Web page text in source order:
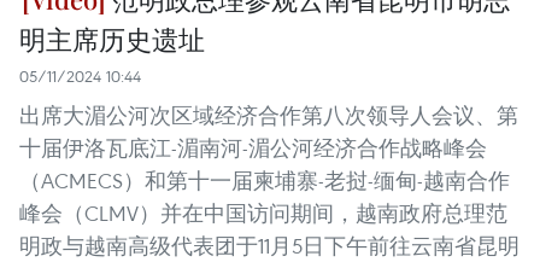
明主席历史遗址
05/11/2024 10:44
出席大湄公河次区域经济合作第八次领导人会议、第
十届伊洛瓦底江-湄南河-湄公河经济合作战略峰会
（ACMECS）和第十一届柬埔寨-老挝-缅甸-越南合作
峰会（CLMV）并在中国访问期间，越南政府总理范
明政与越南高级代表团于11月5日下午前往云南省昆明